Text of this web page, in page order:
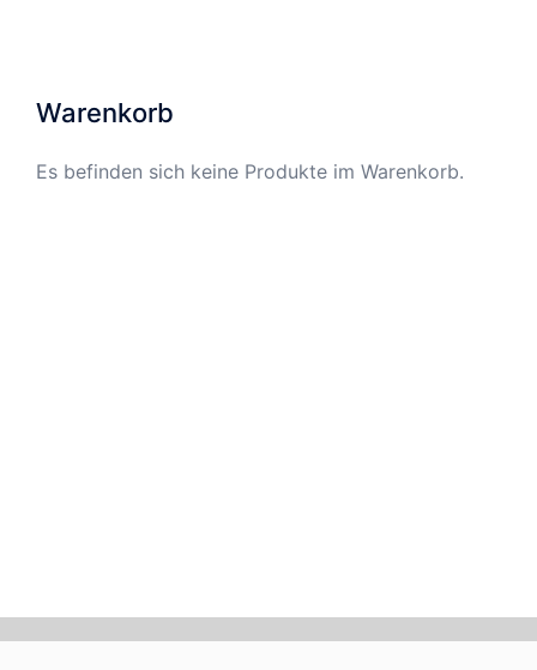
Warenkorb
Es befinden sich keine Produkte im Warenkorb.